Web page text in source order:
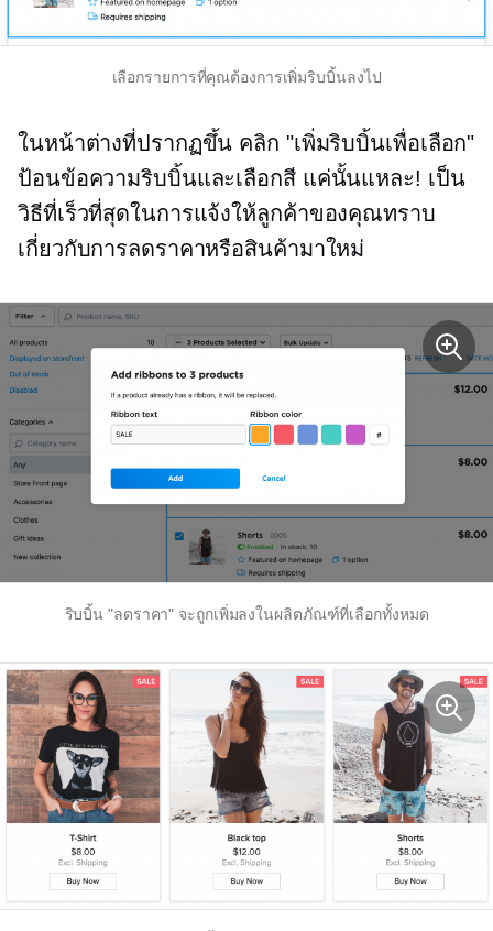
เลือกรายการที่คุณต้องการเพิ่มริบบิ้นลงไป
ในหน้าต่างที่ปรากฏขึ้น คลิก "เพิ่มริบบิ้นเพื่อเลือก"
ป้อนข้อความริบบิ้นและเลือกสี แค่นั้นแหละ! เป็น
วิธีที่เร็วที่สุดในการแจ้งให้ลูกค้าของคุณทราบ
เกี่ยวกับการลดราคาหรือสินค้ามาใหม่
ริบบิ้น "ลดราคา" จะถูกเพิ่มลงในผลิตภัณฑ์ที่เลือกทั้งหมด